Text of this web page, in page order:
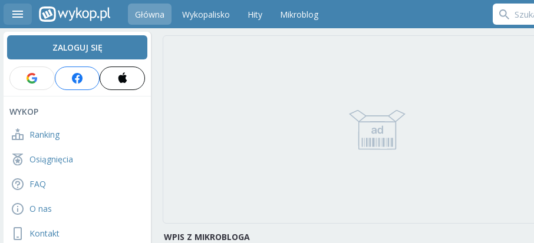
Główna Wykopalisko Hity Mikroblog
ZALOGUJ SIĘ
WYKOP
Ranking
Osiągnięcia
FAQ
O nas
Kontakt WPIS Z MIKROBLOGA